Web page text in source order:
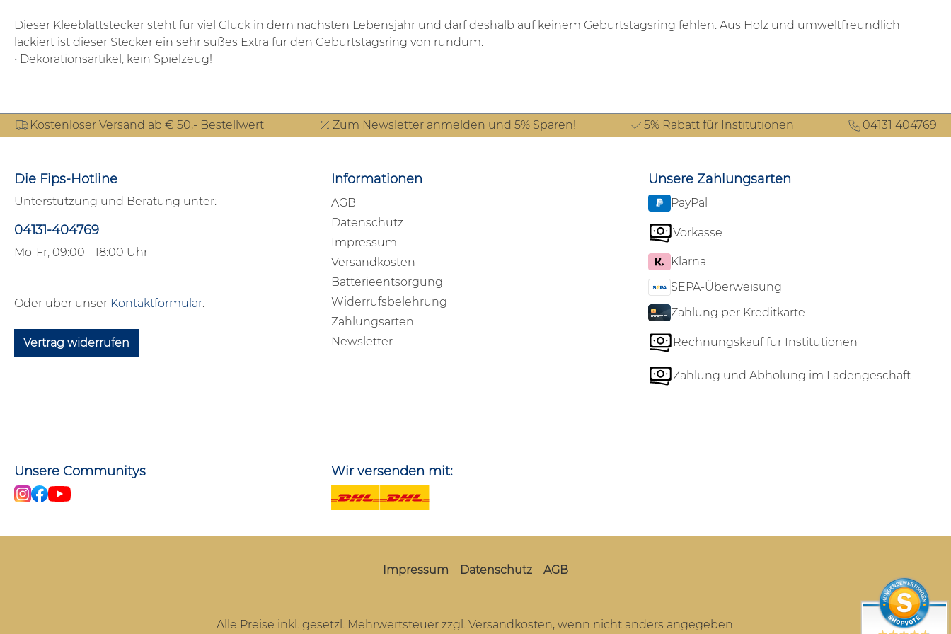
Dieser Kleeblattstecker steht für viel Glück in dem nächsten Lebensjahr und darf deshalb auf keinem Geburtstagsring fehlen. Aus Holz und umweltfreundlich
lackiert ist dieser Stecker ein sehr süßes Extra für den Geburtstagsring von rundum.
• Dekorationsartikel, kein Spielzeug!
Kostenloser Versand ab € 50,- Bestellwert Zum Newsletter anmelden und 5% Sparen! 5% Rabatt für Institutionen 04131 404769
Die Fips-Hotline
Unterstützung und Beratung unter:
04131-404769
Mo-Fr, 09:00 - 18:00 Uhr
Oder über unser Kontaktformular.
Vertrag widerrufen
Informationen
AGB
Datenschutz
Impressum
Versandkosten
Batterieentsorgung
Widerrufsbelehrung
Zahlungsarten
Newsletter
Unsere Zahlungsarten
PayPal
Vorkasse
Klarna
SEPA-Überweisung
Zahlung per Kreditkarte
Rechnungskauf für Institutionen
Zahlung und Abholung im Ladengeschäft
Unsere Communitys Wir versenden mit:
Impressum Datenschutz AGB
Alle Preise inkl. gesetzl. Mehrwertsteuer zzgl. Versandkosten, wenn nicht anders angegeben.